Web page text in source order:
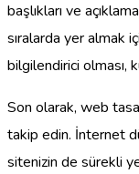
başlıkları ve
sıralarda yer almak
bilgilendirici olması,
Son olarak, web
takip edin. İnternet
sitenizin de sürekli